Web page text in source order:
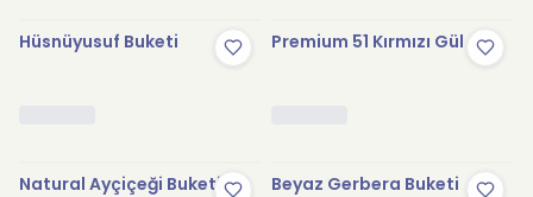
Hüsnüyusuf Buketi Premium 51 Kırmızı Gül
Natural Ayçiçeği Buketi Beyaz Gerbera Buketi